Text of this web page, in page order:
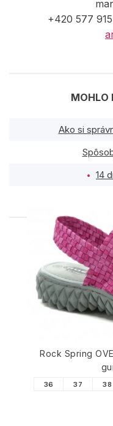
+420 577
MOHLO
Ako si
14
Rock Spring
36 37 38